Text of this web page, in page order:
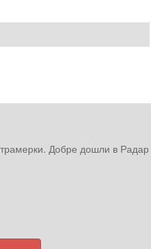
Добре дошли в Радар